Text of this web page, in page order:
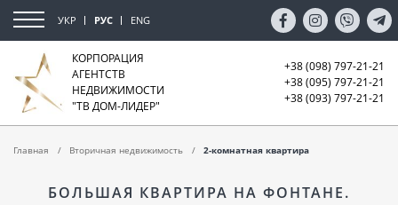
УКР РУС ENG
КОРПОРАЦИЯ
АГЕНТСТВ
НЕДВИЖИМОСТИ
"ТВ ДОМ-ЛИДЕР"
+38 (098) 797-21-21
+38 (095) 797-21-21
+38 (093) 797-21-21
Главная Вторичная недвижимость 2-комнатная квартира
БОЛЬШАЯ КВАРТИРА НА ФОНТАНЕ.